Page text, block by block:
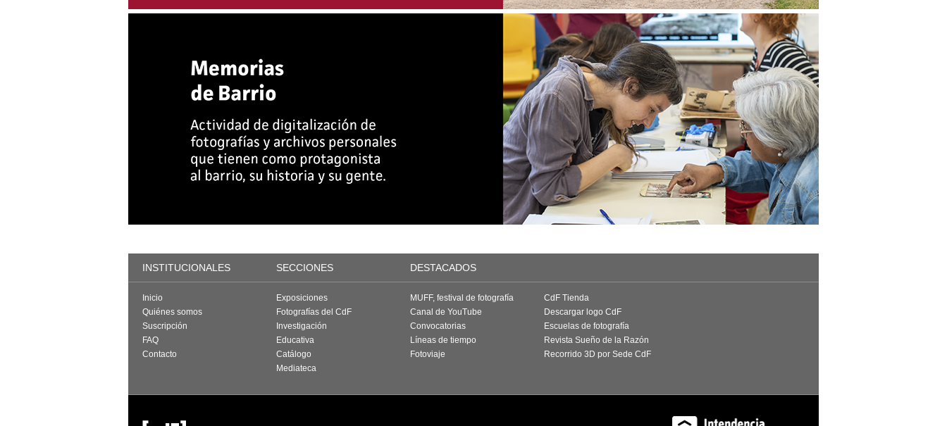
INSTITUCIONALES SECCIONES DESTACADOS
Inicio
Quiénes somos
Suscripción
FAQ
Contacto
Exposiciones
Fotografías del CdF
Investigación
Educativa
Catálogo
Mediateca
MUFF, festival de fotografía
Canal de YouTube
Convocatorias
Líneas de tiempo
Fotoviaje
CdF Tienda
Descargar logo CdF
Escuelas de fotografía
Revista Sueño de la Razón
Recorrido 3D por Sede CdF